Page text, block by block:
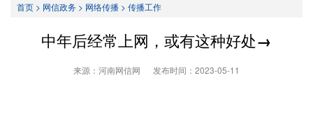
首页> 网信政务> 网络传播> 传播工作
中年后经常上网，或有这种好处→
来源：河南网信网 发布时间： 2023-05-11